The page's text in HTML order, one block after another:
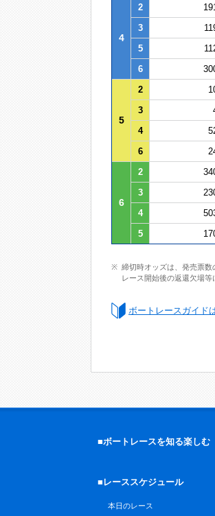
4
2
3
5
6
5
2
3
4
6
6
2
3
4
5
締切時オッズは、発売票数
レース開始後の返還欠場等
ボートレースガイド
■ボートレースを知る楽しむ
■レーススケジュール
本日のレース